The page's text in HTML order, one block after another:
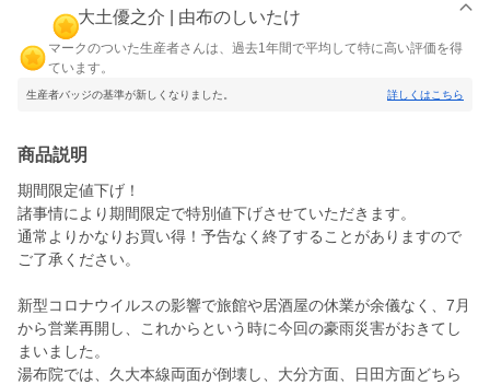
大土優之介 | 由布のしいたけ
マークのついた生産者さんは、過去1年間で平均して特に高い評価を得
ています。
生産者バッジの基準が新しくなりました。 詳しくはこちら
商品説明
期間限定値下げ！
諸事情により期間限定で特別値下げさせていただきます。
通常よりかなりお買い得！予告なく終了することがありますので
ご了承ください。
新型コロナウイルスの影響で旅館や居酒屋の休業が余儀なく、7月
から営業再開し、これからという時に今回の豪雨災害がおきてし
まいました。
湯布院では、久大本線両面が倒壊し、大分方面、日田方面どちら